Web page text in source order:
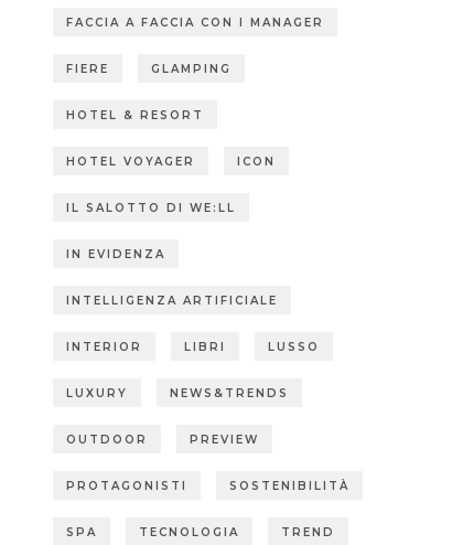
FACCIA A FACCIA CON I MANAGER
FIERE GLAMPING
HOTEL & RESORT
HOTEL VOYAGER ICON
IL SALOTTO DI WE:LL
IN EVIDENZA
INTELLIGENZA ARTIFICIALE
INTERIOR LIBRI LUSSO
LUXURY NEWS&TRENDS
OUTDOOR PREVIEW
PROTAGONISTI SOSTENIBILITÀ
SPA TECNOLOGIA TREND